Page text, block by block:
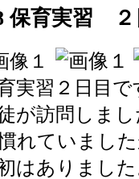
保育実習 ２
実習２日目
が訪問しま
れていまし
はありまし